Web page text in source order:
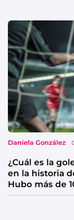
Daniela González
¿Cuál es la
en la historia
Hubo más de